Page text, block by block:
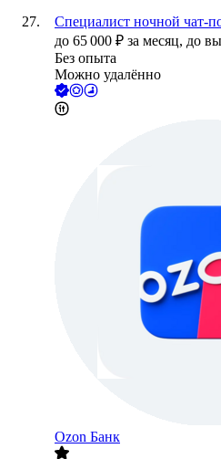
Специалист ночной чат-
до 65 000 ₽ за месяц, до
Без опыта
Можно удалённо
Ozon Банк